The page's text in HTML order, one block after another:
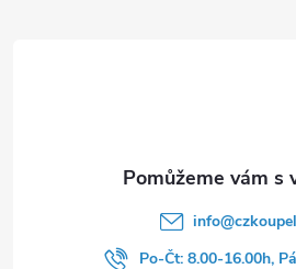
info@
Po-Čt: 8.00-16.00h,